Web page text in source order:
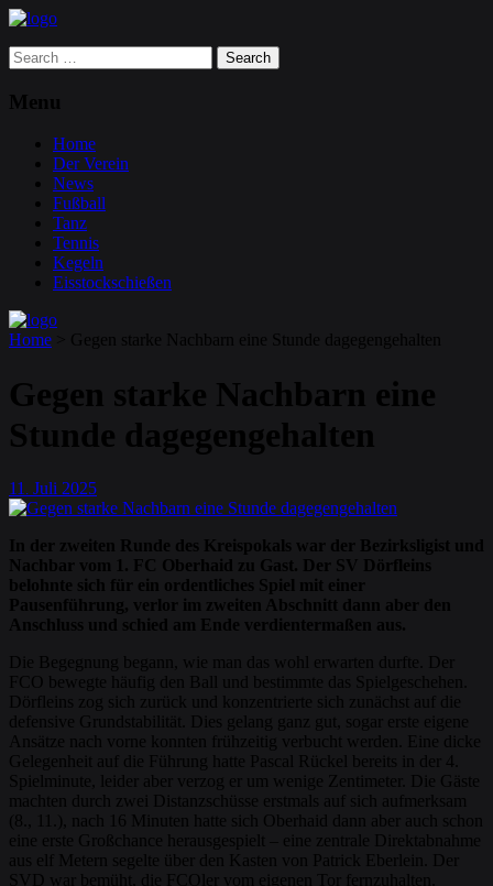
Search
for:
Menu
Home
Der Verein
News
Fußball
Tanz
Tennis
Kegeln
Eisstockschießen
Home Gegen starke Nachbarn eine Stunde dagegengehalten
Gegen starke Nachbarn eine
Stunde dagegengehalten
11 . Juli 2025
In der zweiten Runde des Kreispokals war der Bezirksligist und
Nachbar vom 1. FC Oberhaid zu Gast. Der SV Dörfleins
belohnte sich für ein ordentliches Spiel mit einer
Pausenführung, verlor im zweiten Abschnitt dann aber den
Anschluss und schied am Ende verdientermaßen aus.
Die Begegnung begann, wie man das wohl erwarten durfte. Der
FCO bewegte häufig den Ball und bestimmte das Spielgeschehen.
Dörfleins zog sich zurück und konzentrierte sich zunächst auf die
defensive Grundstabilität. Dies gelang ganz gut, sogar erste eigene
Ansätze nach vorne konnten frühzeitig verbucht werden. Eine dicke
Gelegenheit auf die Führung hatte Pascal Rückel bereits in der 4.
Spielminute, leider aber verzog er um wenige Zentimeter. Die Gäste
machten durch zwei Distanzschüsse erstmals auf sich aufmerksam
(8., 11.), nach 16 Minuten hatte sich Oberhaid dann aber auch schon
eine erste Großchance herausgespielt – eine zentrale Direktabnahme
aus elf Metern segelte über den Kasten von Patrick Eberlein. Der
SVD war bemüht, die FCOler vom eigenen Tor fernzuhalten.